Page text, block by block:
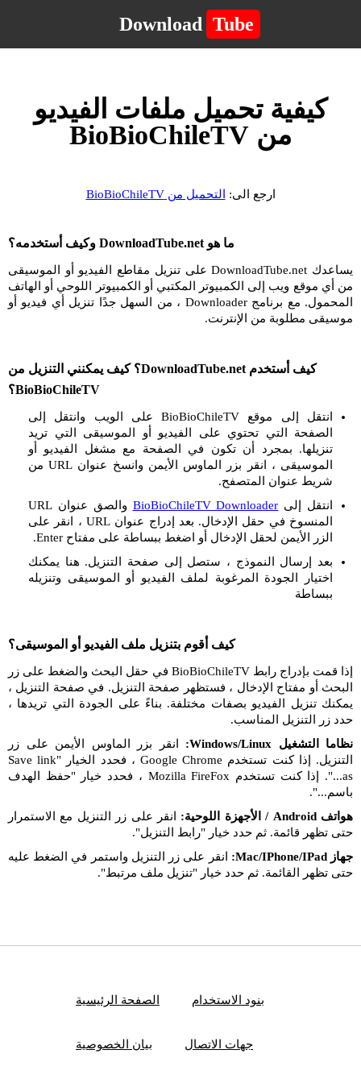
Download Tube
كيفية تحميل ملفات الفيديو
من BioBioChileTV
ارجع الى: التحميل من BioBioChileTV
ما هو DownloadTube.net وكيف أستخدمه؟
يساعدك DownloadTube.net على تنزيل مقاطع الفيديو أو الموسيقى
من أي موقع ويب إلى الكمبيوتر المكتبي أو الكمبيوتر اللوحي أو الهاتف
المحمول. مع برنامج Downloader ، من السهل جدًا تنزيل أي فيديو أو
موسيقى مطلوبة من الإنترنت.
كيف أستخدم DownloadTube.net؟ كيف يمكنني التنزيل من
BioBioChileTV؟
انتقل إلى موقع BioBioChileTV على الويب وانتقل إلى
الصفحة التي تحتوي على الفيديو أو الموسيقى التي تريد
تنزيلها. بمجرد أن تكون في الصفحة مع مشغل الفيديو أو
الموسيقى ، انقر بزر الماوس الأيمن وانسخ عنوان URL من
شريط عنوان المتصفح.
انتقل إلى BioBioChileTV Downloader
والصق عنوان URL
المنسوخ في حقل الإدخال. بعد إدراج عنوان URL ، انقر على
الزر الأيمن لحقل الإدخال أو اضغط ببساطة على مفتاح Enter.
بعد إرسال النموذج ، ستصل إلى صفحة التنزيل. هنا يمكنك
اختيار الجودة المرغوبة لملف الفيديو أو الموسيقى وتنزيله
ببساطة
كيف أقوم بتنزيل ملف الفيديو أو الموسيقى؟
إذا قمت بإدراج رابط BioBioChileTV في حقل البحث والضغط على زر
البحث أو مفتاح الإدخال ، فستظهر صفحة التنزيل. في صفحة التنزيل ،
يمكنك تنزيل الفيديو بصفات مختلفة. بناءً على الجودة التي تريدها ،
حدد زر التنزيل المناسب.
نظاما التشغيل Windows/Linux:
انقر بزر الماوس الأيمن على زر
التنزيل. إذا كنت تستخدم Google Chrome ، فحدد الخيار "Save link
as...". إذا كنت تستخدم Mozilla FireFox ، فحدد خيار "حفظ الهدف
باسم...".
هواتف Android / الأجهزة اللوحية:
انقر على زر التنزيل مع الاستمرار
حتى تظهر قائمة. ثم حدد خيار "رابط التنزيل".
جهاز Mac/IPhone/IPad:
انقر على زر التنزيل واستمر في الضغط عليه
حتى تظهر القائمة. ثم حدد خيار "تنزيل ملف مرتبط".
الصفحة الرئيسية بنود الاستخدام
بيان الخصوصية جهات الاتصال